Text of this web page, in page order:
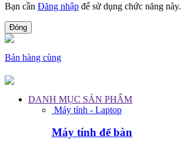
Bạn cần Đăng nhập để sử dụng chức năng này.
Đóng
Bán hàng cùng
DANH MỤC SẢN PHẨM
Máy tính - Laptop
Máy tính để bàn